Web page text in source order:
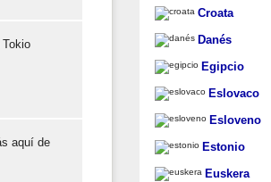
aquí de
Croata
Danés
Egipcio
Eslovaco
Esloveno
Estonio
Euskera